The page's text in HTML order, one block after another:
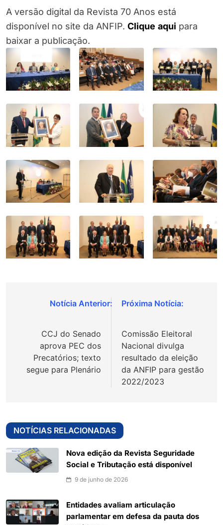
A versão digital da Revista 70 Anos está
disponível no site da ANFIP. Clique aqui para
baixar a publicação.
Navegação
Post
CCJ do Senado
aprova PEC dos
Precatórios; texto
segue para Plenário
Comissão Eleitoral
Nacional divulga
resultado da eleição
da ANFIP para gestão
2022/2023
NOTÍCIAS RELACIONADAS
Nova edição da Revista Seguridade
Social e Tributação está disponível
9 de junho de 2026
Entidades avaliam articulação
parlamentar em defesa da pauta dos